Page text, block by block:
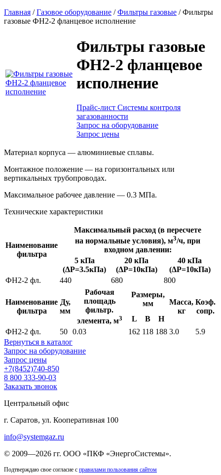
Главная / Газовое оборудование / Фильтры газовые / Фильтры
газовые ФН2-2 фланцевое исполнение
Фильтры газовые
ФН2-2 фланцевое
исполнение
Прайс-лист Системы контроля
загазованности
Запрос на оборудование
Запрос цены
Материал корпуса — алюминиевые сплавы.
Монтажное положение — на горизонтальных или
вертикальных трубопроводах.
Максимальное рабочее давление — 0.3 МПа.
Технические характеристики
Наименование
фильтра
Максимальный расход (в пересчете
на нормальные условия), м3/ч, при
входном давлении:
5 кПа
(ΔР=3.5кПа)
20 кПа
(ΔР=10кПа)
40 кПа
(ΔР=10кПа)
ФН2-2 фл.
440 680 800
Наименование
фильтра
Ду,
мм
Рабочая
площадь
фильтр.
элемента, м3
Размеры,
мм
Масса,
кг
Коэф.
сопр.
L
B
H
ФН2-2 фл.
50 0.03 162 118 188 3.0
5.9
Вернуться в каталог
Запрос на оборудование
Запрос цены
+7(8452)740-850
8 800 333-90-03
Заказать звонок
Центральный офис
г. Саратов, ул. Кооперативная 100
info@systemgaz.ru
© 2009—2026 гг. ООО «ПКФ «ЭнергоСистемы».
Подтверждаю свое согласие с правилами пользования сайтом